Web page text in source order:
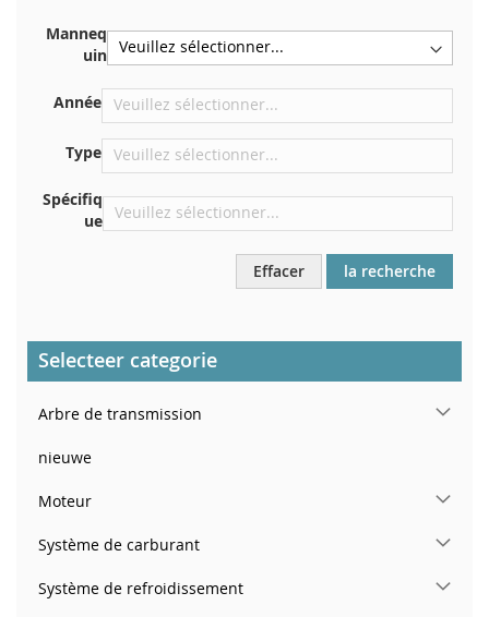
Centrer contre la cloison sous le capot
Directement dans le compartiment moteur
Près du pare-brise, sur le tableau de bord
Dans le montant de porte arrière droit
Manneq
uin
Année
Type
Spécifiq
ue
Effacer la recherche
Selecteer categorie
Arbre de transmission
nieuwe
Moteur
Système de carburant
Système de refroidissement